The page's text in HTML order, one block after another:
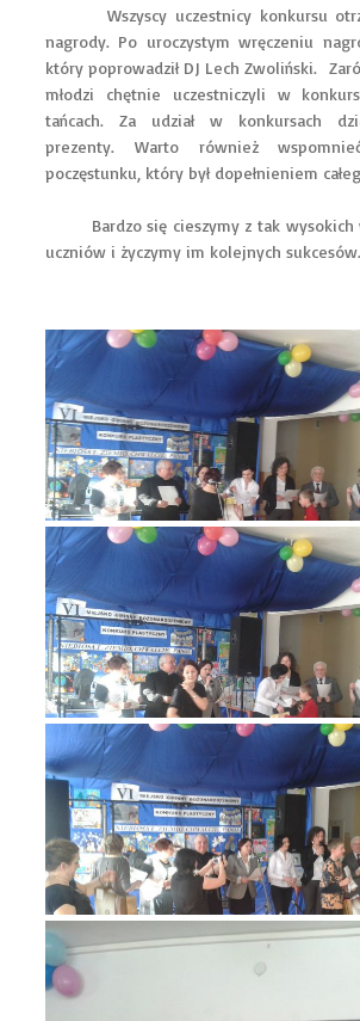
Wszyscy uczestnicy konkursu
nagrody. Po uroczystym wręczeniu
który poprowadził DJ Lech Zwoliński.
młodzi chętnie uczestniczyli w
tańcach. Za udział w konkursach
prezenty. Warto również
poczęstunku, który był dopełnieniem
Bardzo się cieszymy z tak wysokich
uczniów i życzymy im kolejnych sukcesów.